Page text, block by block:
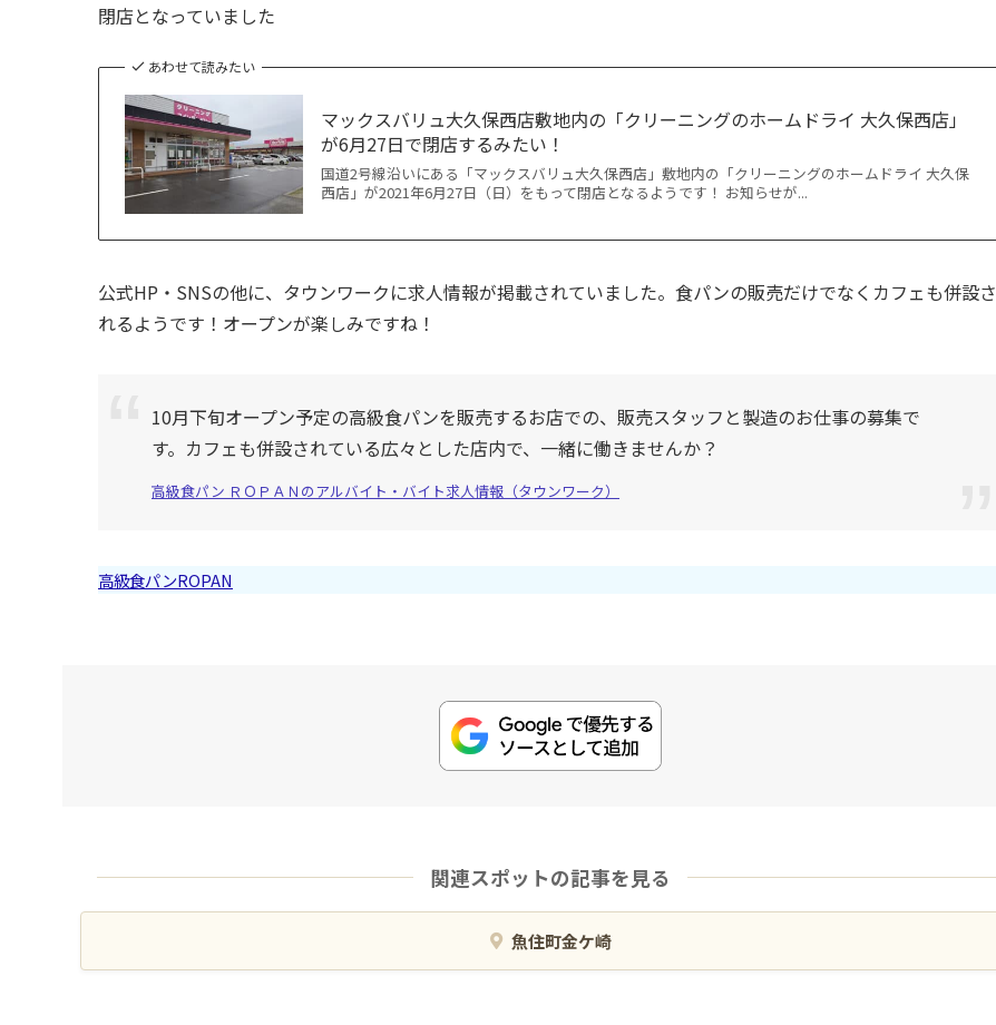
閉店となっていました
あわせて読みたい
マックスバリュ大久保西店敷地内の「クリーニングのホームドライ 大久保西店」
が6月27日で閉店するみたい！
国道2号線沿いにある「マックスバリュ大久保西店」敷地内の「クリーニングのホームドライ 大久保
西店」が2021年6月27日（日）をもって閉店となるようです！ お知らせが...
公式HP・SNSの他に、タウンワークに求人情報が掲載されていました。食パンの販売だけでなくカフェも併設さ
れるようです！オープンが楽しみですね！
10月下旬オープン予定の高級食パンを販売するお店での、販売スタッフと製造のお仕事の募集で
す。カフェも併設されている広々とした店内で、一緒に働きませんか？
高級食パン ＲＯＰＡＮのアルバイト・バイト求人情報（タウンワーク）
高級食パンROPAN
関連スポットの記事を見る
魚住町金ケ崎